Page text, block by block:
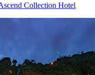
Collection Hotel